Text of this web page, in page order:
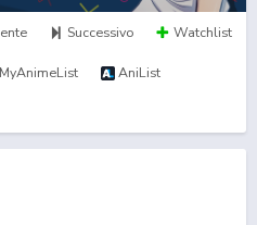
Successivo Watchlist
MyAnimeList AniList